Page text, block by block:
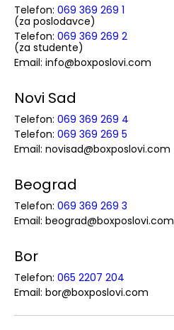
Telefon: 069 369 269 1
(za poslodavce)
Telefon: 069 369 269 2
(za studente)
Email: info@boxposlovi.com
Novi Sad
Telefon: 069 369 269 4
Telefon: 069 369 269 5
Email: novisad@boxposlovi.com
Beograd
Telefon: 069 369 269 3
Email: beograd@boxposlovi.com
Bor
Telefon: 065 2207 204
Email: bor@boxposlovi.com